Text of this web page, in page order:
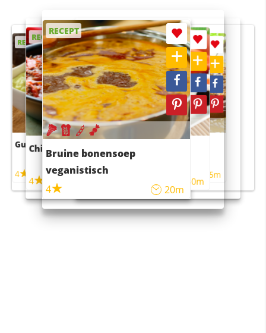
RECEPT
Guacamole
4
RECEPT
Chili con carne
4 45m
RECEPT
Bruine bonensoep
veganistisch
4
20m
RECEPT
Sushi rijstsalade
maaltijdsalade
40m
RECEPT
4 55m